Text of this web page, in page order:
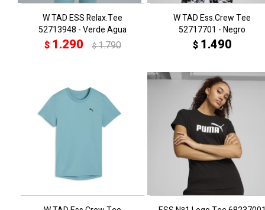
W TAD ESS Relax.Tee
52713948 - Verde Agua
$ 1.290 $1.790
W TAD Ess.Crew Tee
52717701 - Negro
$ 1.490